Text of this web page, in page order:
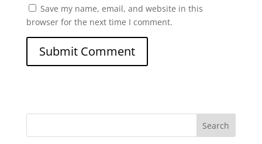
Save my name, email, and website in this
browser for the next time I comment.
Search